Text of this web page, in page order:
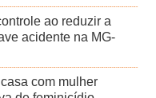
ao reduzir a
acidente na MG-
com mulher